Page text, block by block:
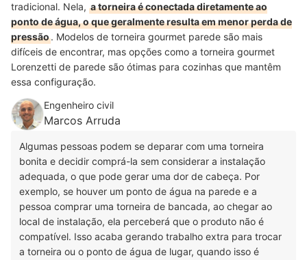
tradicional. Nela, a torneira é conectada diretamente ao
ponto de água, o que geralmente resulta em menor perda de
pressão. Modelos de torneira gourmet parede são mais
difíceis de encontrar, mas opções como a torneira gourmet
Lorenzetti de parede são ótimas para cozinhas que mantêm
essa configuração.
Engenheiro civil
Marcos Arruda
Algumas pessoas podem se deparar com uma torneira
bonita e decidir comprá-la sem considerar a instalação
adequada, o que pode gerar uma dor de cabeça. Por
exemplo, se houver um ponto de água na parede e a
pessoa comprar uma torneira de bancada, ao chegar ao
local de instalação, ela perceberá que o produto não é
compatível. Isso acaba gerando trabalho extra para trocar
a torneira ou o ponto de água de lugar, quando isso é